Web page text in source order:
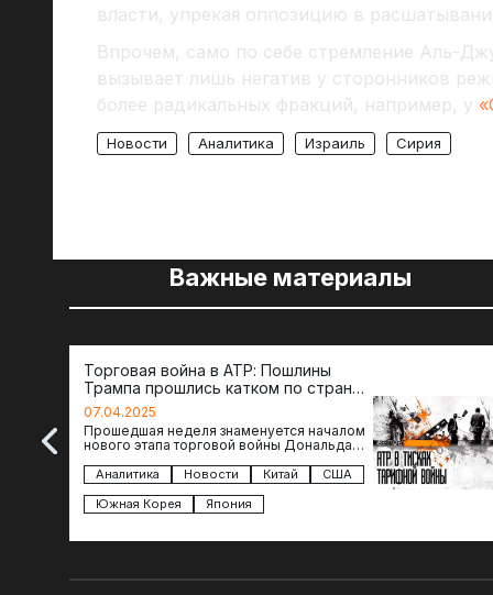
власти, упрекая оппозицию в
Впрочем, само по себе стремление Аль-
вызывает лишь негатив у сторонников
более радикальных фракций, например, у
Новости Аналитика Израиль Сирия
Важные материалы
Торговая война в АТР: Пошлины
Трампа прошлись катком по странам
региона
07.04.2025
Прошедшая неделя знаменуется началом
нового этапа торговой войны Дональда
импорта из более 100 стран…
Аналитика Новости Китай
США
Южная Корея
Япония